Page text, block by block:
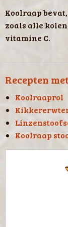
Koolraap
zoals alle
vitamine C.
Recepten
Koolraaprol
Koolraap